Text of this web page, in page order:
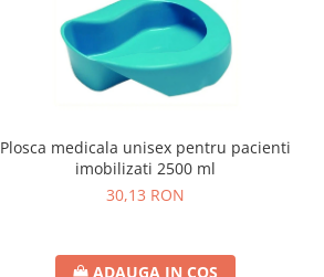
Plosca medicala unisex pentru pacienti
imobilizati 2500 ml
30,13 RON
ADAUGA IN COS